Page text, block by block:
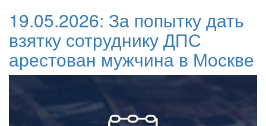
19.05.2026: За попытку дать
взятку сотруднику ДПС
арестован мужчина в Москве